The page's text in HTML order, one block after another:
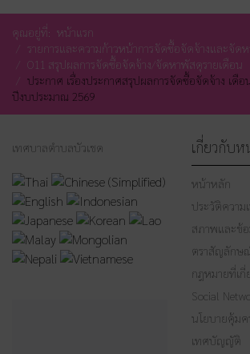
คุณอยู่ที่: หน้าแรก
รายการและความก้าวหน้าการจัดซื้อจัดจ้างและจัด
O11 สรุปผลการจัดซื้อจัดจ้าง/จัดหาพัสดุรายเดือน
ประกาศ เรื่องประกาศสรุปผลการจัดซื้อจัดจ้าง เดื
ปีงบประมาณ 2569
เทศบาลตำบลบัวเชด เกี่ยวกับห
หน้าหลัก
ประวัติความ
สภาพและข้
ตราสัญลักษ
กฎหมายที่เกี่
Social
นโยบายคุ้ม
เทศบัญญัติ